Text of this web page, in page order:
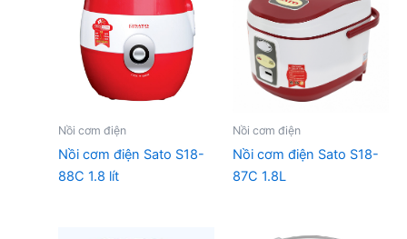
Nồi cơm điện
Nồi cơm điện Sato S18-
88C 1.8 lít
Nồi cơm điện
Nồi cơm điện Sato S18-
87C 1.8L